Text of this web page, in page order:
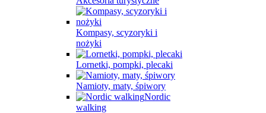
Kompasy, scyzoryki i
nożyki
Lornetki, pompki, plecaki
Namioty, maty, śpiwory
Nordic
walking